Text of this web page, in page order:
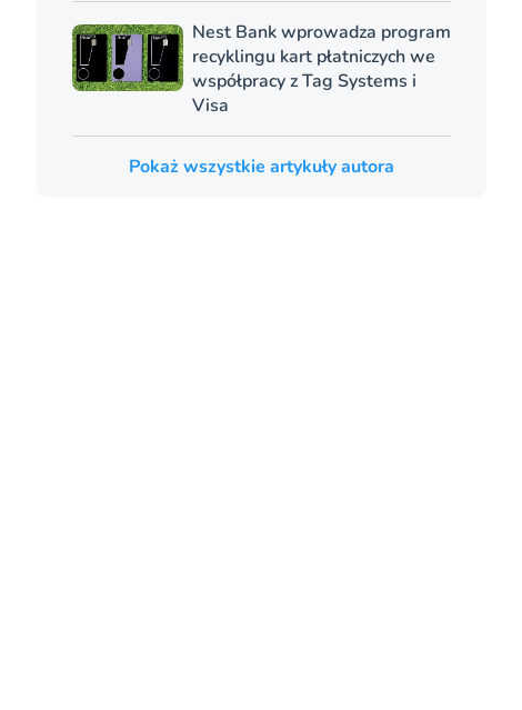
Nest Bank wprowadza program
recyklingu kart płatniczych we
współpracy z Tag Systems i
Visa
Pokaż wszystkie artykuły autora